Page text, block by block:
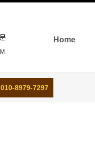
Home
010-8979-7297